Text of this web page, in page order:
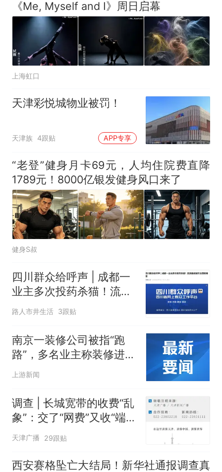
《Me, Myself and I》周日启幕
上海虹口
天津彩悦城物业被罚！
天津族 4跟贴 APP专享
“老登”健身月卡69元，人均住院费直降
1789元！8000亿银发健身风口来了
健身S叔
四川群众给呼声 | 成都一
业主多次投药杀猫！流浪
猫成城市治理新难题
路人市井生活 3跟贴
南京一装修公司被指“跑
路”，多名业主称装修进行
到一半被迫暂停，目前警
上游新闻
调查 | 长城宽带的收费“乱
象”：交了“网费”又收“端口
费”，退费没着落，使用期
可延长到2037年
天津广播 29跟贴
西安赛格坠亡大结局！新华社通报调查真